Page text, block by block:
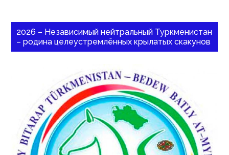
2026 – Независимый нейтральный Туркменистан
– родина целеустремлённых крылатых скакунов